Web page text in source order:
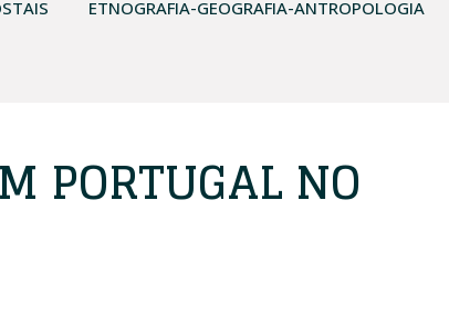
ETNOGRAFIA-GEOGRAFIA-ANTROPOLOGIA
PORTUGAL NO